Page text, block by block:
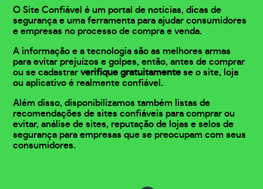
O Site Confiável é um portal de notícias, dicas de
segurança e uma ferramenta para ajudar consumidores
e empresas no processo de compra e venda.
A informação e a tecnologia são as melhores armas
para evitar prejuízos e golpes, então, antes de comprar
ou se cadastrarverifique gratuitamente se o site, loja
ou aplicativo é realmente confiável.
Além disso, disponibilizamos também listas de
recomendações de sites confiáveis para comprar ou
evitar, análise de sites, reputação de lojas e selos de
segurança para empresas que se preocupam com seus
consumidores.